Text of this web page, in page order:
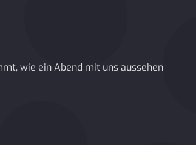
wie ein Abend mit uns aussehen